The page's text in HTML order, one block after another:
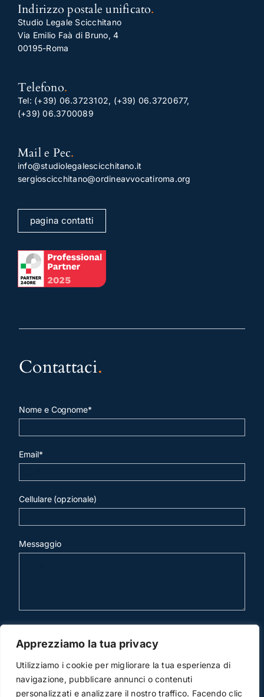
Apprezziamo la tua privacy
Utilizziamo i cookie per migliorare la tua esperienza di
navigazione, pubblicare annunci o contenuti
personalizzati e analizzare il nostro traffico. Facendo clic
Indirizzo postale unificato.
Studio Legale Scicchitano
Via Emilio Faà di Bruno, 4
00195-Roma
Telefono.
Tel: (+39) 06.3723102, (+39) 06.3720677,
(+39) 06.3700089
Mail e Pec.
info@studiolegalescicchitano.it
sergioscicchitano@ordineavvocatiroma.org
pagina contatti
Contattaci.
Nome e Cognome*
Email*
Cellulare (opzionale)
Messaggio